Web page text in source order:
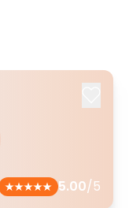
5.00/5